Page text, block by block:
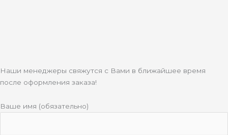
Наши менеджеры свяжутся с Вами в ближайшее время
после оформления заказа!
Ваше имя (обязательно)